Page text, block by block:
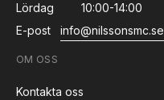
Lördag
10:00-14:00
E-post
info@nilssonsmc.se
OM OSS
Kontakta oss